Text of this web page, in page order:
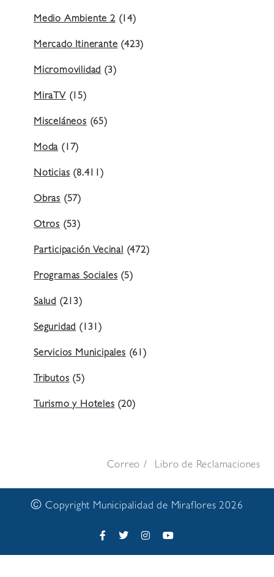
Medio Ambiente 2(14)
Mercado Itinerante(423)
Micromovilidad(3)
MiraTV(15)
Misceláneos(65)
Moda(17)
Noticias(8.411)
Obras (57)
Otros (53)
Participación Vecinal(472)
Programas Sociales(5)
Salud (213)
Seguridad(131)
Servicios Municipales(61)
Tributos(5)
Turismo y Hoteles(20)
Correo Libro de Reclamaciones
© Copyright Municipalidad de Miraflores 2026